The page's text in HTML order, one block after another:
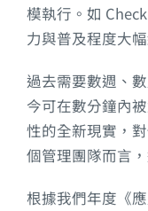
模執行。如
力與普及程度大
過去需要數週、
今可在數分鐘內
性的全新現實，
個管理團隊而言
根據我們年度《